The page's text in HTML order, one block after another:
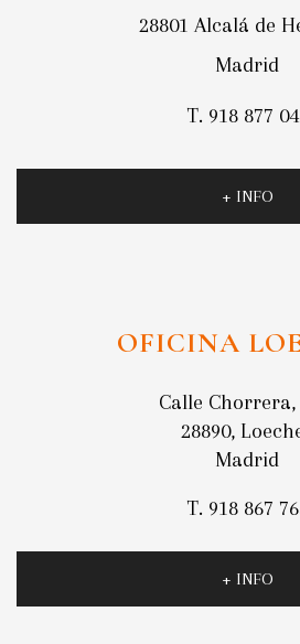
28801 Alcalá de
Madrid
T. 918 877
+ INFO
OFICINA
Calle Chorrera,
28890,
Madrid
T. 918 867
+ INFO